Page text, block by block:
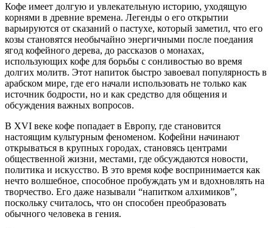
Кофе имеет долгую и увлекательную историю, уходящую
корнями в древние времена. Легенды о его открытии
варьируются от сказаний о пастухе, который заметил, что его
козы становятся необычайно энергичными после поедания
ягод кофейного дерева, до рассказов о монахах,
использующих кофе для борьбы с сонливостью во время
долгих молитв. Этот напиток быстро завоевал популярность в
арабском мире, где его начали использовать не только как
источник бодрости, но и как средство для общения и
обсуждения важных вопросов.
В XVI веке кофе попадает в Европу, где становится
настоящим культурным феноменом. Кофейни начинают
открываться в крупных городах, становясь центрами
общественной жизни, местами, где обсуждаются новости,
политика и искусство. В это время кофе воспринимается как
нечто волшебное, способное пробуждать ум и вдохновлять на
творчество. Его даже называли “напитком алхимиков”,
поскольку считалось, что он способен преобразовать
обычного человека в гения.